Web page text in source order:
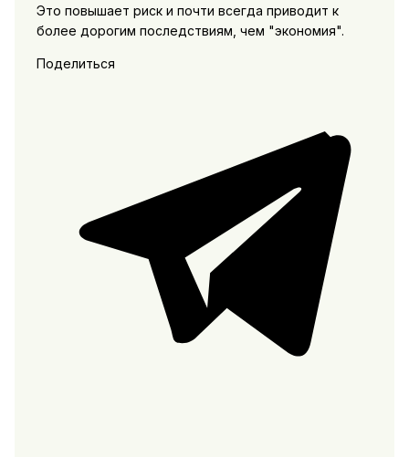
Это повышает риск и почти всегда приводит к
более дорогим последствиям, чем "экономия".
Поделиться